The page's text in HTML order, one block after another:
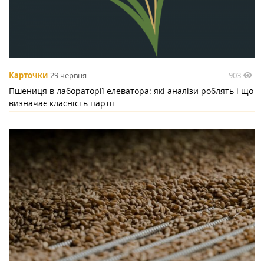
Карточки 29 червня 903
Пшениця в лабораторії елеватора: які аналізи роблять і що
визначає класність партії